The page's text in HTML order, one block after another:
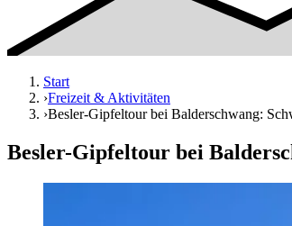
Start
›Freizeit & Aktivitäten
›Besler-Gipfeltour bei Balderschwang:
Besler-Gipfeltour bei